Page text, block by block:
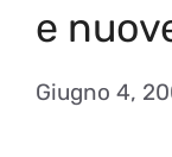
e
Giugno 4,